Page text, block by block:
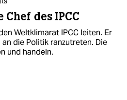
des IPCC
Weltklimarat IPCC leiten. Er
die Politik ranzutreten. Die
und handeln.